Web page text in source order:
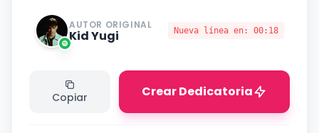
AUTOR ORIGINAL
Kid Yugi Nueva línea en: 00:18
Copiar Crear Dedicatoria